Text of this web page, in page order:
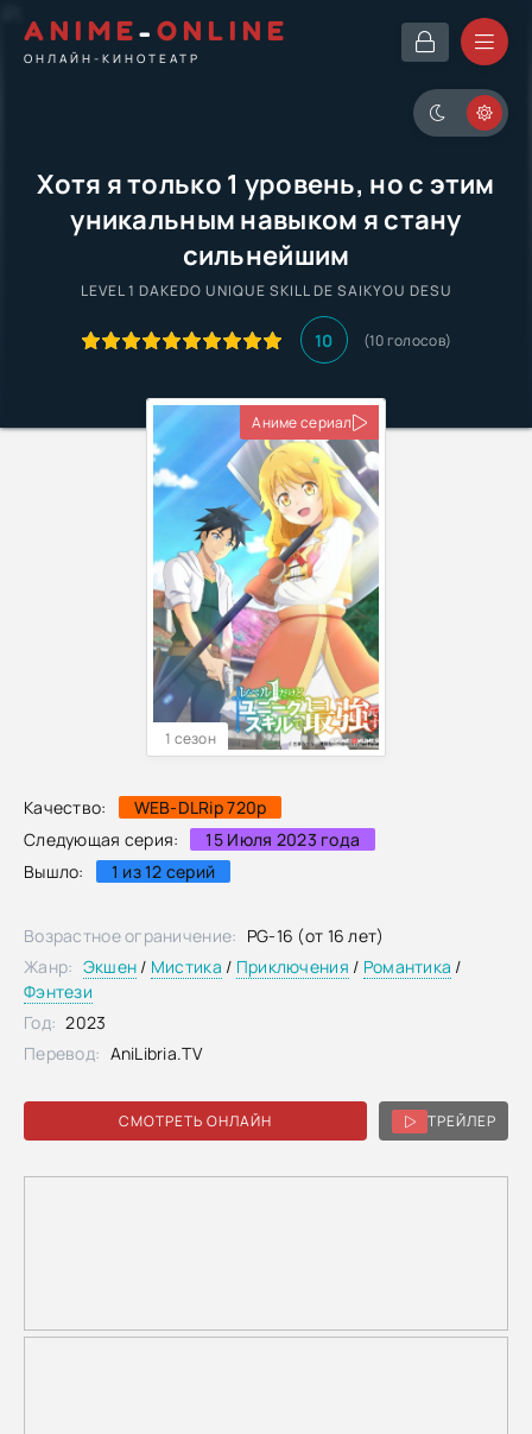
ANIME- ONLINE
ОНЛАЙН-КИНОТЕАТР
Хотя я только 1 уровень, но с этим
уникальным навыком я стану
сильнейшим
LEVEL 1 DAKEDO UNIQUE SKILL DE SAIKYOU DESU
10 (10голосов)
Качество:
WEB-DLRip 720p
Следующая серия:
15 Июля 2023 года
Вышло:
1 из 12 серий
Аниме сериал
1 сезон
СМОТРЕТЬ ОНЛАЙН ТРЕЙЛЕР
Возрастное ограничение: PG-16 (от 16 лет)
Жанр: Экшен / Мистика / Приключения / Романтика /
Фэнтези
Год: 2023
Перевод: AniLibria.TV